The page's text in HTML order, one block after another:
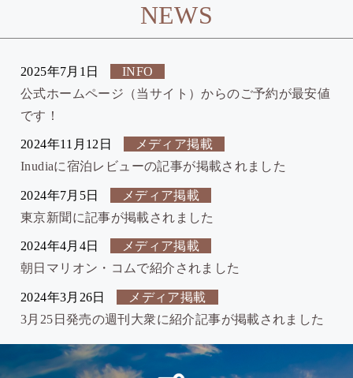
NEWS
2025年7月1日
INFO
公式ホームページ（当サイト）からのご予約が最安値
です！
2024年11月12日
メディア掲載
Inudiaに宿泊レビューの記事が掲載されました
2024年7月5日
メディア掲載
東京新聞に記事が掲載されました
2024年4月4日
メディア掲載
朝日マリオン・コムで紹介されました
2024年3月26日
メディア掲載
3月25日発売の週刊大衆に紹介記事が掲載されました